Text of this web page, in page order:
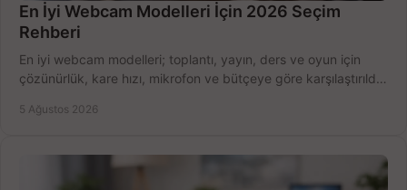
En İyi Webcam Modelleri İçin 2026 Seçim
Rehberi
En iyi webcam modelleri; toplantı, yayın, ders ve oyun için
çözünürlük, kare hızı, mikrofon ve bütçeye göre karşılaştırıldı.
5 Ağustos 2026